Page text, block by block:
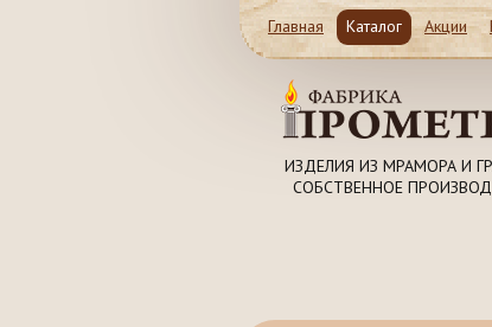
Главная Каталог Акции
ИЗДЕЛИЯ ИЗ МРАМОРА И
СОБСТВЕННОЕ
Магазин и Производство
Московская обл.